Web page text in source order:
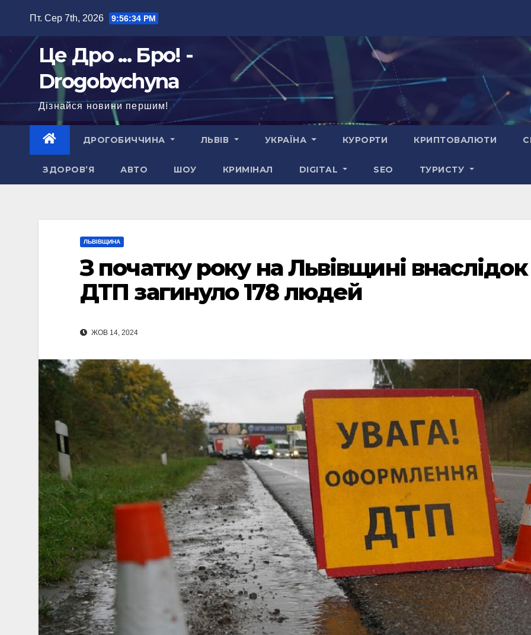
Пт. Сер 7th, 2026 9:56:35 PM
Це Дро ... Бро! -
Drogobychyna
Дізнайся новини першим!
ДРОГОБИЧЧИНА ЛЬВІВ УКРАЇНА КУРОРТИ КРИПТОВАЛЮТИ
ЗДОРОВ’Я АВТО ШОУ КРИМІНАЛ DIGITAL SEO ТУРИСТУ
ЛЬВІВЩИНА
З початку року на Львівщині внаслідок
ДТП загинуло 178 людей
ЖОВ 14, 2024